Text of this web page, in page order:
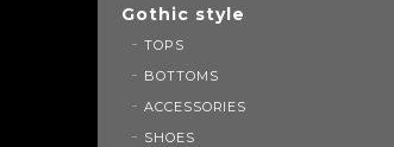
Gothic style
TOPS
BOTTOMS
ACCESSORIES
SHOES